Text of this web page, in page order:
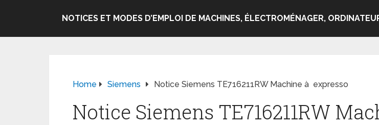
NOTICES ET MODES D’EMPLOI DE MACHINES, ÉLECTROMÉNAGER,
Home Siemens Notice Siemens TE716211RW Machine à expresso
Notice Siemens TE716211RW